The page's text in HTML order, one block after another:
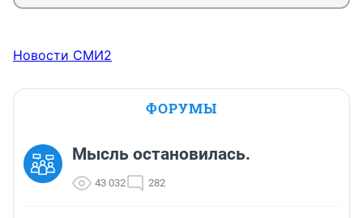
Новости СМИ2
ФОРУМЫ
Мысль остановилась.
43 032 282